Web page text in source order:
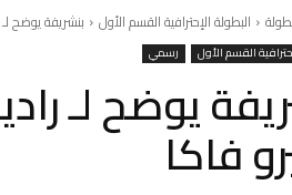
البطولة الإحترافية القسم الأول بنشريفة يوضح
القسم الأول رسمي
يوضح لـ
فاكا